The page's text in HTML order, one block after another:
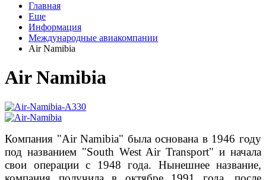
Главная
Еще
Информация
Международные авиакомпании
Air Namibia
Air Namibia
Компания "Air Namibia" была основана в 1946 году
под названием "South West Air Transport" и начала
свои операции с 1948 года. Нынешнее название,